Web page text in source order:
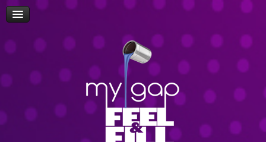
Δήλωση Συμμετοχής Επισκεπτών
Επίσκεψη Σχολείων/Σχολών
Workshop